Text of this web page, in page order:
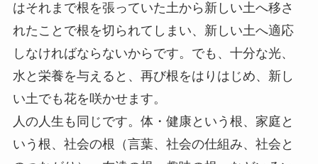
はそれまで根を張っていた土から新しい土へ移さ
れたことで根を切られてしまい、新しい土へ適応
しなければならないからです。でも、十分な光、
水と栄養を与えると、再び根をはりはじめ、新し
い土でも花を咲かせます。
人の人生も同じです。体・健康という根、家庭と
いう根、社会の根（言葉、社会の仕組み、社会と